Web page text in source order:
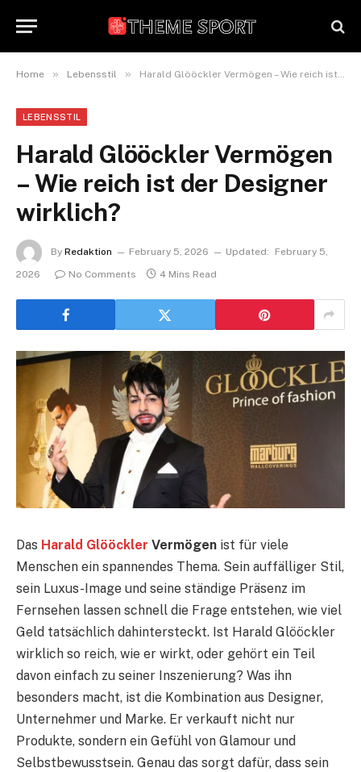
Home » Lebensstil » Harald Glööckler Vermögen – Wie reich ist der Designer wirklich?
LEBENSSTIL
Harald Glööckler Vermögen
– Wie reich ist der Designer
wirklich?
By Redaktion February 5, 2026 Updated:
February 5,
2026
No Comments 4 Mins Read
Das Harald Glööckler Vermögen ist für viele
Menschen ein spannendes Thema. Sein auffälliger Stil,
sein Luxus-Image und seine ständige Präsenz im
Fernsehen lassen schnell die Frage entstehen, wie viel
Geld tatsächlich dahintersteckt. Ist Harald Glööckler
wirklich so reich, wie er wirkt, oder gehört ein Teil
davon einfach zu seiner Inszenierung? Was ihn
besonders macht, ist die Kombination aus Designer,
Unternehmer und Marke. Er verkauft nicht nur
Produkte, sondern ein Gefühl von Glamour und
Selbstbewusstsein. Genau das sorgt dafür, dass sein